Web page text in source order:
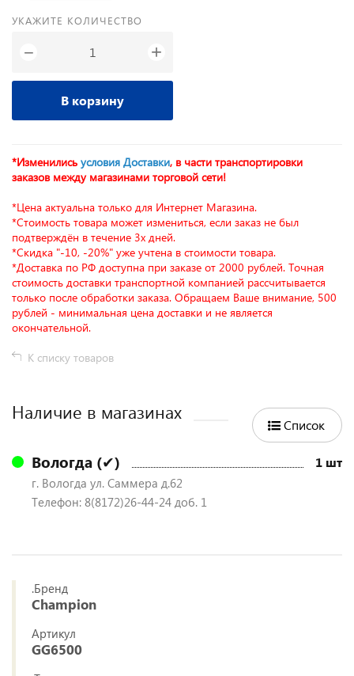
УКАЖИТЕ КОЛИЧЕСТВО
− +
В корзину
*Изменились условия Доставки, в части транспортировки
заказов между магазинами торговой сети!
*Цена актуальна только для Интернет Магазина.
*Стоимость товара может измениться, если заказ не был
подтверждён в течение 3х дней.
*Скидка "-10, -20%" уже учтена в стоимости товара.
*Доставка по РФ доступна при заказе от 2000 рублей. Точная
стоимость доставки транспортной компанией рассчитывается
только после обработки заказа. Обращаем Ваше внимание, 500
рублей - минимальная цена доставки и не является
окончательной.
К списку товаров
Наличие в магазинах
Список
Вологда (✔) 1 шт
г. Вологда ул. Саммера д.62
Телефон: 8(8172)26-44-24 доб. 1
.Бренд
Champion
Артикул
GG6500